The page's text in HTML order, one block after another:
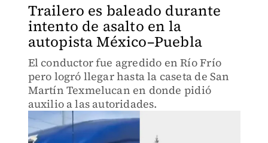
Trailero es baleado durante
intento de asalto en la
autopista México–Puebla
El conductor fue agredido en Río Frío
pero logró llegar hasta la caseta de San
Martín Texmelucan en donde pidió
auxilio a las autoridades.